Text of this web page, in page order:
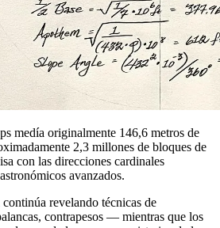
medía originalmente 146,6 metros de
2,3 millones de bloques de
con las direcciones cardinales
avanzados.
revelando técnicas de
contrapesos — mientras que los